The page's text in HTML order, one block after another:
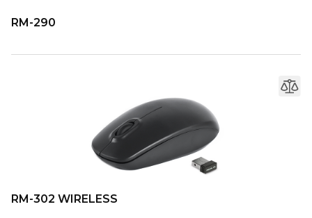
RM-290
RM-302 WIRELESS